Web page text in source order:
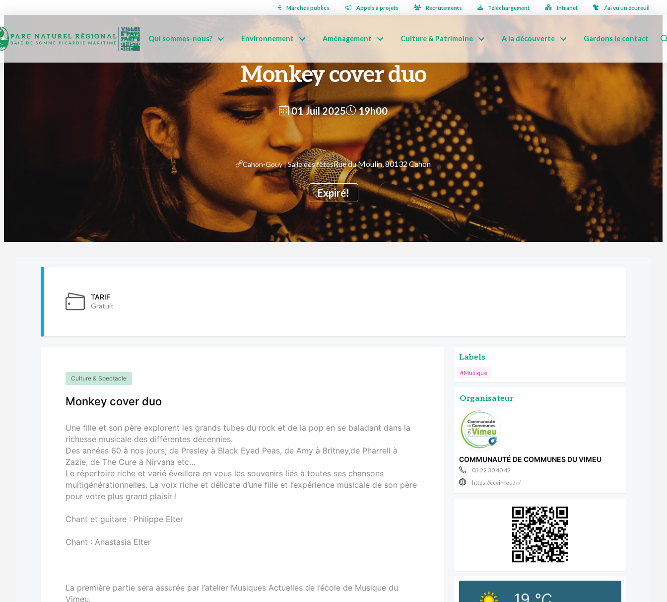
Marchés publics Appels à projets Recrutements Téléchargement Intranet J’ai vu un écureuil
Qui sommes-nous? Environnement Aménagement Culture & Patrimoine A la découverte Gardons le contact
Monkey cover duo
01 Juil 2025
Expiré!
19h00
Cahon-Gouy | Salle des fêtesRue du Moulin, 80132 Cahon
TARIF
Gratuit
Culture & Spectacle
Monkey cover duo
Une fille et son père explorent les grands tubes du rock et de la pop en se baladant dans la
richesse musicale des différentes décennies.
Des années 60 à nos jours, de Presley à Black Eyed Peas, de Amy à Britney,de Pharrell à
Zazie, de The Cure à Nirvana etc…
Le répertoire riche et varié éveillera en vous les souvenirs liés à toutes ses chansons
multigénérationnelles. La voix riche et délicate d’une fille et l’expérience musicale de son père
pour votre plus grand plaisir !
Chant et guitare : Philippe Elter
Chant : Anastasia Elter
La première partie sera assurée par l’atelier Musiques Actuelles de l’école de Musique du
Vimeu.
Labels
#Musique
Organisateur
COMMUNAUTÉ DE COMMUNES DU VIMEU
03 22 30 40 42
https://ccvimeu.fr/